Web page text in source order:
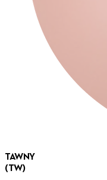
TAWNY
(TW)